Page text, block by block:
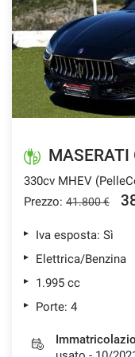
ASSISTENZA POST
CONTATTI
NEWS
AREA COMMERCIANTI
MASERATI
330cv MHEV
Prezzo: 41.800 €
Iva esposta: Sì
Elettrica/Benzina
1.995 cc
Porte: 4
tracciamento
che
adottiamo
per
offrire
le
funzionalità
e
le
attività
di
seguito
Per
ottenere
maggiori
informazioni
e
funzionamento